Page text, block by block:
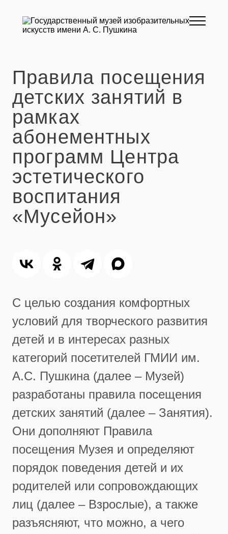
Правила посещения
детских занятий в
рамках
абонементных
программ Центра
эстетического
воспитания
«Мусейон»
С целью создания комфортных
условий для творческого развития
детей и в интересах разных
категорий посетителей ГМИИ им.
А.С. Пушкина (далее – Музей)
разработаны правила посещения
детских занятий (далее – Занятия).
Они дополняют Правила
посещения Музея и определяют
порядок поведения детей и их
родителей или сопровождающих
лиц (далее – Взрослые), а также
разъясняют, что можно, а чего